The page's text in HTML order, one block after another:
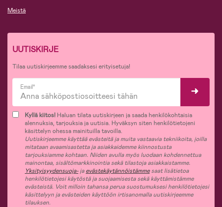
Meistä
UUTISKIRJE
Tilaa uutiskirjeemme saadaksesi erityisetuja!
Email*
Kyllä kiitos! Haluan tilata uutiskirjeen ja saada henkilökohtaisia
alennuksia, tarjouksia ja uutisia. Hyväksyn siten henkilötietojeni
käsittelyn ohessa mainituilla tavoilla.
Uutiskirjeemme käyttää evästeitä ja muita vastaavia tekniikoita, joilla
mitataan avaamisastetta ja asiakkaidemme kiinnostusta
tarjouksiamme kohtaan. Niiden avulla myös luodaan kohdennettua
mainontaa, sisältömarkkinointia sekä tilastoja asiakkaistamme.
Yksityisyydensuoja-jaevästekäytännöistämmesaat lisätietoa
henkilötietojesi käytöstä ja suojaamisesta sekä käyttämistämme
evästeistä. Voit milloin tahansa perua suostumuksesi henkilötietojesi
käsittelyyn ja evästeiden käyttöön irtisanomalla uutiskirjeemme
tilauksen.